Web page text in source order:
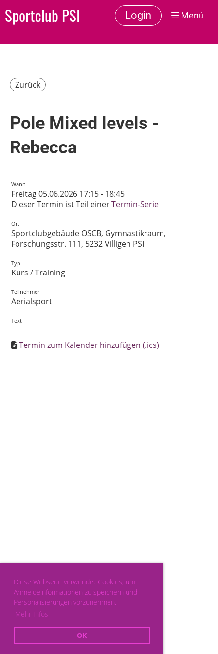
Diese Webseite verwendet Cookies, um
Anmeldeinformationen zu speichern und
Personalisierungen vorzunehmen.
Mehr Infos
OK
Sportclub PSI Login Menü
Zurück
Pole Mixed levels -
Rebecca
Wann
Freitag 05.06.2026 17:15 - 18:45
Dieser Termin ist Teil einerTermin-Serie
Ort
Sportclubgebäude OSCB, Gymnastikraum,
Forschungsstr. 111, 5232 Villigen PSI
Typ
Kurs / Training
Teilnehmer
Aerialsport
Text
Termin zum Kalender hinzufügen (.ics)